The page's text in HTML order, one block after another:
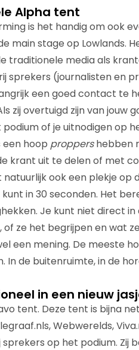
Alpha tent
is het handig om ook
main stage op Lowlands.
traditionele media als
sprekers (journalisten en
een goed contact te
zij overtuigd zijn van
of je uitnodigen op
een hoop proppershebben
krant uit te delen of met
ook een plekje op
in 30 seconden. Het
Je kunt niet direct
of ze het begrijpen en wat
een mening. De meeste
In de buitenruimte, in de
in een nieuw
tent. Deze tent is bijna
Webwerelds,
op het podium. Zij